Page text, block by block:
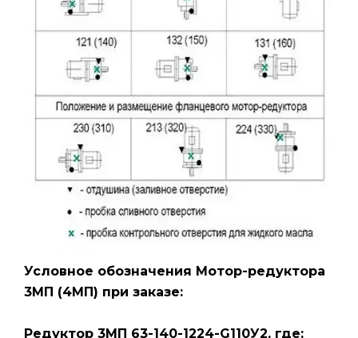
Условное обозначения Мотор-редуктора
3МП (4МП) при заказе:
Редуктор 3МП 63-140-1224-G110У2, где: